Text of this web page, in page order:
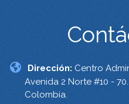
Dirección: Centro
Avenida 2 Norte #10 -
Colombia.